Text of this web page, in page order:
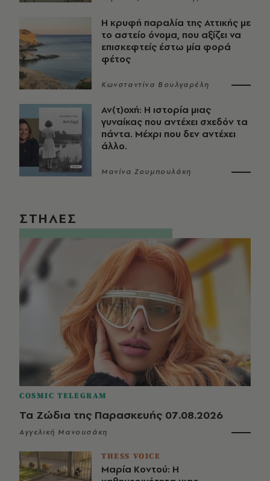
Η κρυφή παραλία της Αττικής με
το αστείο όνομα, που αξίζει να
επισκεφτείς έστω μία φορά
φέτος
Κωνσταντίνα Βουλγαρέλη
Αν(τ)οχή: Η ιστορία μιας
γυναίκας που αντέχει σχεδόν τα
πάντα. Μέχρι που δεν αντέχει
άλλο.
Μανίνα Ζουμπουλάκη
ΣΤΗΛΕΣ
COSMIC TELEGRAM
Τα Ζώδια της Παρασκευής 07.08.2026
Αγγελική Μανουσάκη
THESS VOICE
Μαρία Κοντού: Η